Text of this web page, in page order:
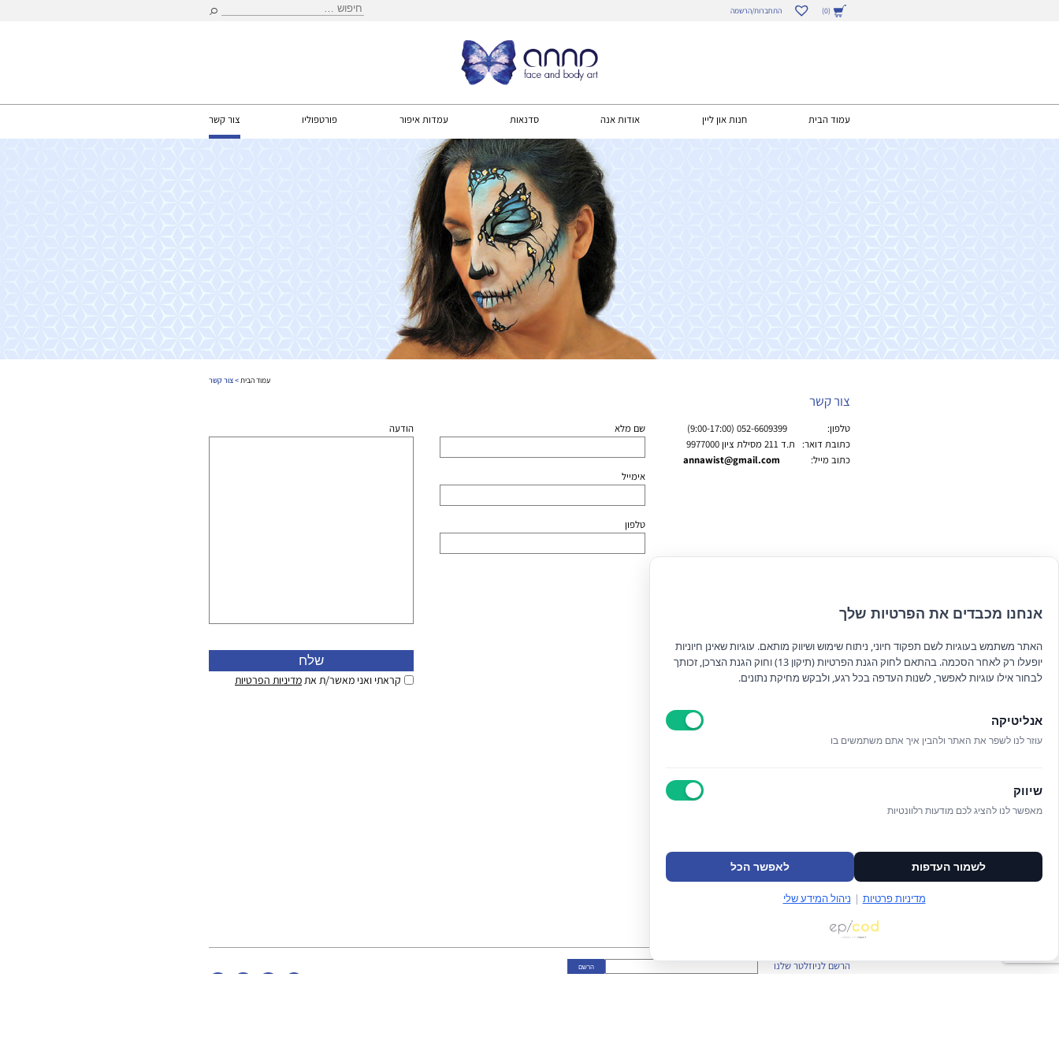
(0) התחברות/הרשמה חיפוש:
עמוד הבית חנות און ליין אודות אנה סדנאות עמדות איפור פורטפוליו צור קשר
עמוד הבית> צור קשר
צור קשר
טלפון: 052-6609399 (9:00-17:00)
כתובת דואר: ת.ד 211 מסילת ציון 9977000
כתוב מייל: annawist@gmail.com
שם מלא
אימייל
טלפון
הודעה
קראתי ואני מאשר/ת אתמדיניות הפרטיות
הרשם לניוזלטר שלנו
אנחנו מכבדים את הפרטיות שלך
האתר משתמש בעוגיות לשם תפקוד חיוני, ניתוח שימוש ושיווק מותאם. עוגיות שאינן חיוניות
יופעלו רק לאחר הסכמה. בהתאם לחוק הגנת הפרטיות (תיקון 13) וחוק הגנת הצרכן, זכותך
לבחור אילו עוגיות לאפשר, לשנות העדפה בכל רגע, ולבקש מחיקת נתונים.
אנליטיקה
עוזר לנו לשפר את האתר ולהבין איך אתם משתמשים בו
שיווק
מאפשר לנו להציג לכם מודעות רלוונטיות
לשמור העדפות לאפשר הכל
מדיניות פרטיות | ניהול המידע שלי